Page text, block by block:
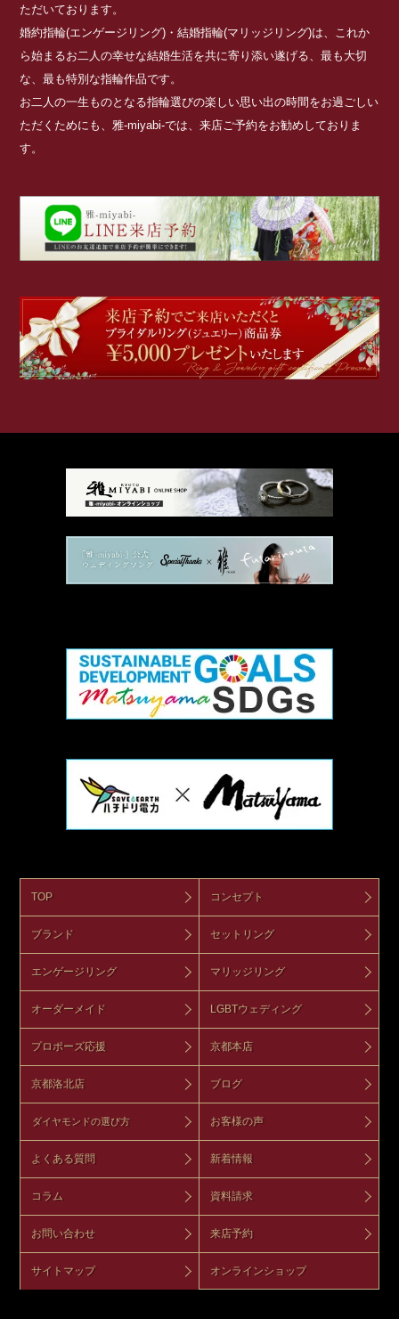
ただいております。
婚約指輪(エンゲージリング)・結婚指輪(マリッジリング)は、これか
ら始まるお二人の幸せな結婚生活を共に寄り添い遂げる、最も大切
な、最も特別な指輪作品です。
お二人の一生ものとなる指輪選びの楽しい思い出の時間をお過ごしい
ただくためにも、雅-miyabi-では、来店ご予約をお勧めしておりま
す。
TOP コンセプト
ブランド セットリング
エンゲージリング マリッジリング
オーダーメイド LGBTウェディング
プロポーズ応援 京都本店
京都洛北店 ブログ
ダイヤモンドの選び方 お客様の声
よくある質問 新着情報
コラム 資料請求
お問い合わせ 来店予約
サイトマップ オンラインショップ